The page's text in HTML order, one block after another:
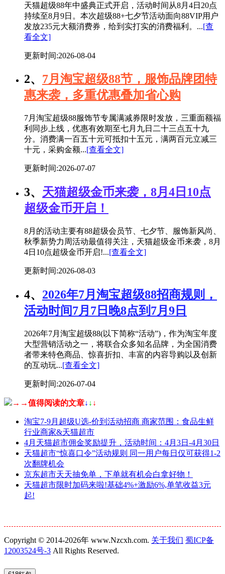
天猫超级88年中盛典正式开启，活动时间从8月4日20点
持续至8月9日。本次超级88+七夕节活动面向88VIP用户
发放235元大额消费券，给到实打实的消费福利。...[查
看全文]
更新时间:2026-08-04
2、 7月淘宝超级88节，服饰品牌团特
惠来袭，多重优惠叠加省心购
7月淘宝超级88服饰节专属满减券限时发放，三重面额福
利同步上线，优惠有效期至七月九日二十三点五十九
分。消费满一百五十元可抵扣十五元，满两百元立减三
十元，采购金额...[查看全文]
更新时间:2026-07-07
3、 天猫超级金币来袭，8月4日10点
超级金币开启！
8月的活动主要有88超级会员节、七夕节、服饰新风尚、
秋季新势力周活动最值得关注，天猫超级金币来袭，8月
4日10点超级金币开启!...[查看全文]
更新时间:2026-08-03
4、 2026年7月淘宝超级88招商规则，
活动时间7月7日晚8点到7月9日
2026年7月淘宝超级88(以下简称“活动”)，作为淘宝年度
大型营销活动之一，将联合众多知名品牌，为全国消费
者带来特色商品、惊喜折扣、丰富的内容导购以及创新
的互动玩...[查看全文]
更新时间:2026-07-04
→→值得阅读的文章↓ ↓ ↓
淘宝7-9月超级U选-价到活动招商 商家范围：食品生鲜
行业商家&天猫超市
4月天猫超市佣金奖励提升，活动时间：4月3日-4月30日
天猫超市“惊喜口令”活动规则 同一用户每日仅可获得1-2
次翻牌机会
京东超市天天抽免单，下单就有机会白拿好物！
天猫超市限时加码来啦!基础4%+激励6%,单笔收益3元
起!
Copyright © 2014-2026年 www.Nzcxh.com. 关于我们 蜀ICP备
12003524号-3 All Rights Reserved.